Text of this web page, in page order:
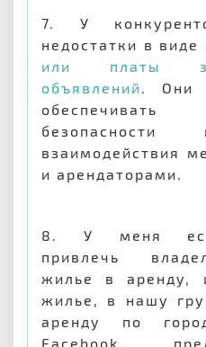
7. У
недостатки в виде
или платы
объявлений. Они
взаимодействия
и арендаторами.
8. У меня
привлечь
жилье в аренду,
жилье, в нашу
аренду по
Facebook,